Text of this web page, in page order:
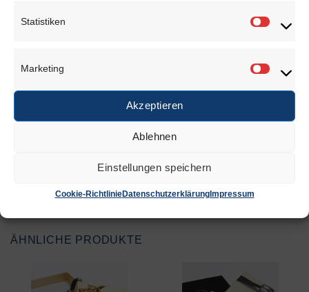
Statistiken
Marketing
Akzeptieren
Ablehnen
Einstellungen speichern
Cookie-RichtlinieDatenschutzerklärungImpressum
€0,85
Zur Wunschliste
€1,19
Zur Wunschliste
ÄHNLICHE PRODUKTE